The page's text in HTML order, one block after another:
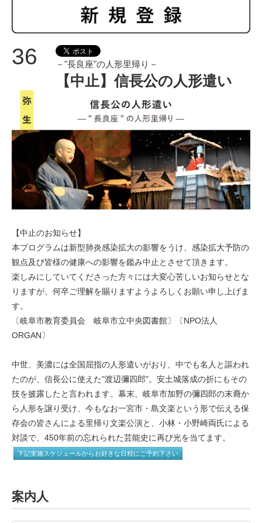
36 －"長良座"の人形里帰り－
【中止】信長公の人形遣い
【中止のお知らせ】
本プログラムは新型肺炎感染拡大の影響をうけ、感染拡大予防の
観点及び皆様の健康への影響を鑑み中止とさせて頂きます。
楽しみにしていてくださった方々には大変心苦しいお知らせとな
りますが、何卒ご理解を賜りますようよろしくお願い申し上げま
す。
〔岐阜市教育委員会 岐阜市立中央図書館〕〔NPO法人
ORGAN〕
中世、美濃には全国屈指の人形遣いがおり、中でも名人と謳われ
たのが、信長公に使えた"渡辺彌四郎"。安土城落成の折にもその
技を披露したと言われます。幕末、岐阜市加野の彌四郎の末裔か
ら人形を譲り受け、今もなお一宮市・島文楽という形で伝える保
存会の皆さんによる里帰り文楽公演と、小林・小野崎両氏による
対談で、450年前の忘れられた芸能史に再び光を当てます。
下記実施スケジュールからお好きな日程にご予約下さい
案内人